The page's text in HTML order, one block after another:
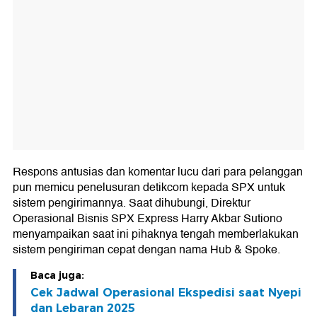
Respons antusias dan komentar lucu dari para pelanggan
pun memicu penelusuran detikcom kepada SPX untuk
sistem pengirimannya. Saat dihubungi, Direktur
Operasional Bisnis SPX Express Harry Akbar Sutiono
menyampaikan saat ini pihaknya tengah memberlakukan
sistem pengiriman cepat dengan nama Hub & Spoke.
Baca juga:
Cek Jadwal Operasional Ekspedisi saat Nyepi
dan Lebaran 2025